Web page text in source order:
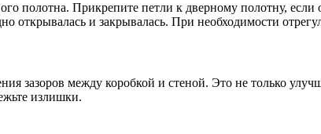
полотна. Прикрепите петли к дверному полотну,
открывалась и закрывалась. При необходимости
зазоров между коробкой и стеной. Это не только
излишки.